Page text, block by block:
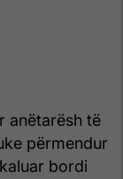
anëtarësh të
përmendur
bordi